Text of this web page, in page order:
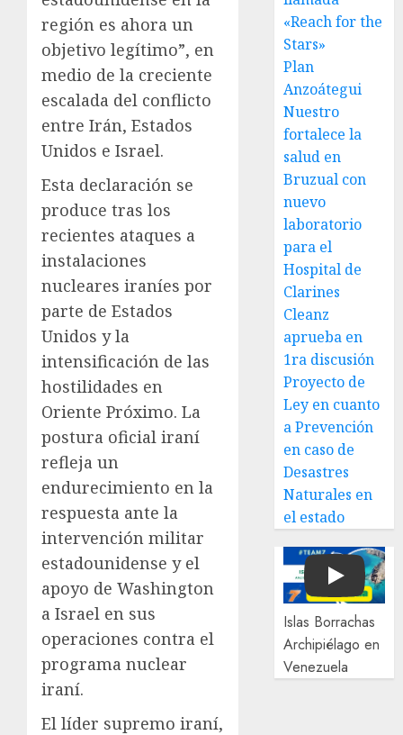
región es ahora un
objetivo legítimo”, en
medio de la creciente
escalada del conflicto
entre Irán, Estados
Unidos e Israel.
Esta declaración se
produce tras los
recientes ataques a
instalaciones
nucleares iraníes por
parte de Estados
Unidos y la
intensificación de las
hostilidades en
Oriente Próximo. La
postura oficial iraní
refleja un
endurecimiento en la
respuesta ante la
intervención militar
estadounidense y el
apoyo de Washington
a Israel en sus
operaciones contra el
programa nuclear
iraní.
El líder supremo iraní,
«Reach for the
Stars»
Plan
Anzoátegui
Nuestro
fortalece la
salud en
Bruzual con
nuevo
laboratorio
para el
Hospital de
Clarines
Cleanz
aprueba en
1ra discusión
Proyecto de
Ley en cuanto
a Prevención
en caso de
Desastres
Naturales en
el estado
Play
Islas Borrachas
Archipiélago en
Venezuela